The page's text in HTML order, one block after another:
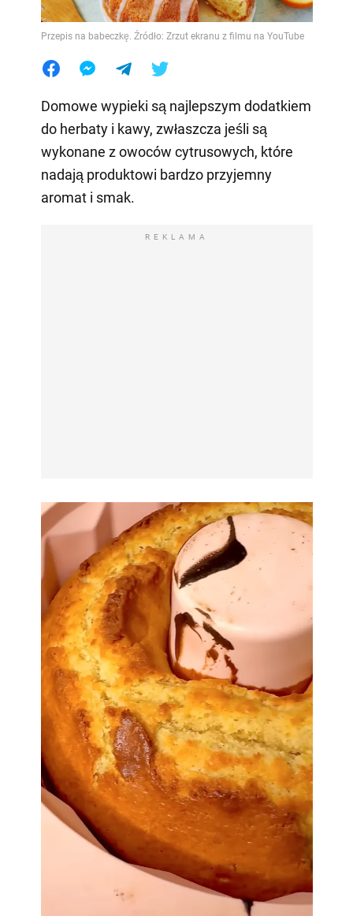
Przepis na babeczkę. Źródło: Zrzut ekranu z filmu na YouTube
Domowe wypieki są najlepszym dodatkiem
do herbaty i kawy, zwłaszcza jeśli są
wykonane z owoców cytrusowych, które
nadają produktowi bardzo przyjemny
aromat i smak.
REKLAMA